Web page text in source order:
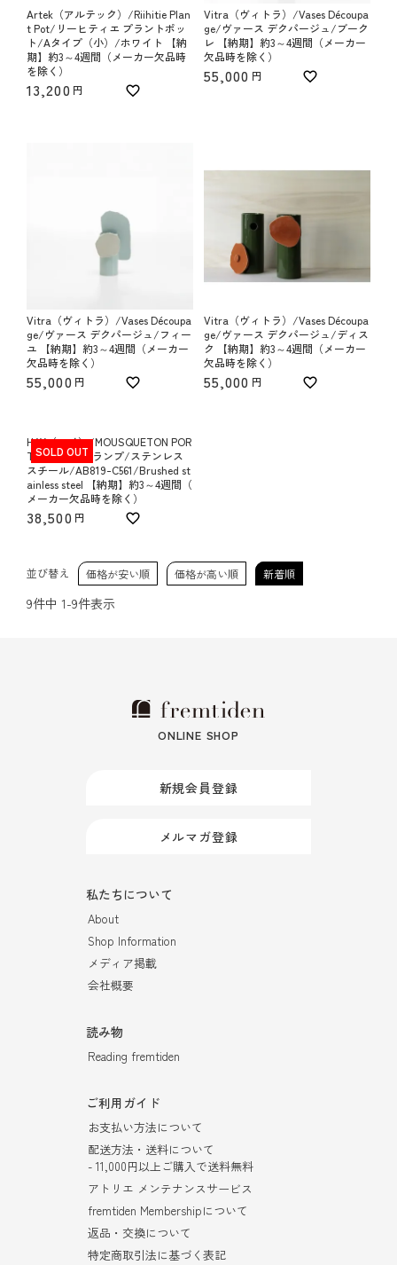
Artek（アルテック）/Riihitie Plan
t Pot/リーヒティエ プラントポッ
ト/Aタイプ（小）/ホワイト 【納
期】約3～4週間（メーカー欠品時
を除く）
13,200
Vitra（ヴィトラ）/Vases Découpa
ge/ヴァース デクパージュ/ブーク
レ 【納期】約3～4週間（メーカー
欠品時を除く）
55,000
Vitra（ヴィトラ）/Vases Découpa
ge/ヴァース デクパージュ/フィー
ユ 【納期】約3～4週間（メーカー
欠品時を除く）
55,000
Vitra（ヴィトラ）/Vases Découpa
ge/ヴァース デクパージュ/ディス
ク 【納期】約3～4週間（メーカー
欠品時を除く）
55,000
SOLD OUT
HAY（ヘイ）/MOUSQUETON POR
TABLE LAMP ランプ/ステンレス
スチール/AB819-C561/Brushed st
ainless steel 【納期】約3～4週間（
メーカー欠品時を除く）
38,500
並び替え 価格が安い順 価格が高い順 新着順
9件中 1-9件表示
ONLINE SHOP
新規会員登録
メルマガ登録
私たちについて
About
Shop Information
メディア掲載
会社概要
読み物
Reading fremtiden
ご利用ガイド
お支払い方法について
配送方法・送料について
- 11,000円以上ご購入で送料無料
アトリエ メンテナンスサービス
fremtiden Membershipについて
返品・交換について
特定商取引法に基づく表記